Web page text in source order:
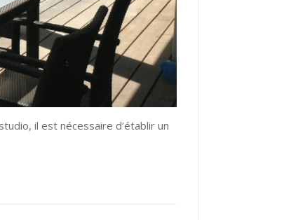
il est nécessaire d’établir un